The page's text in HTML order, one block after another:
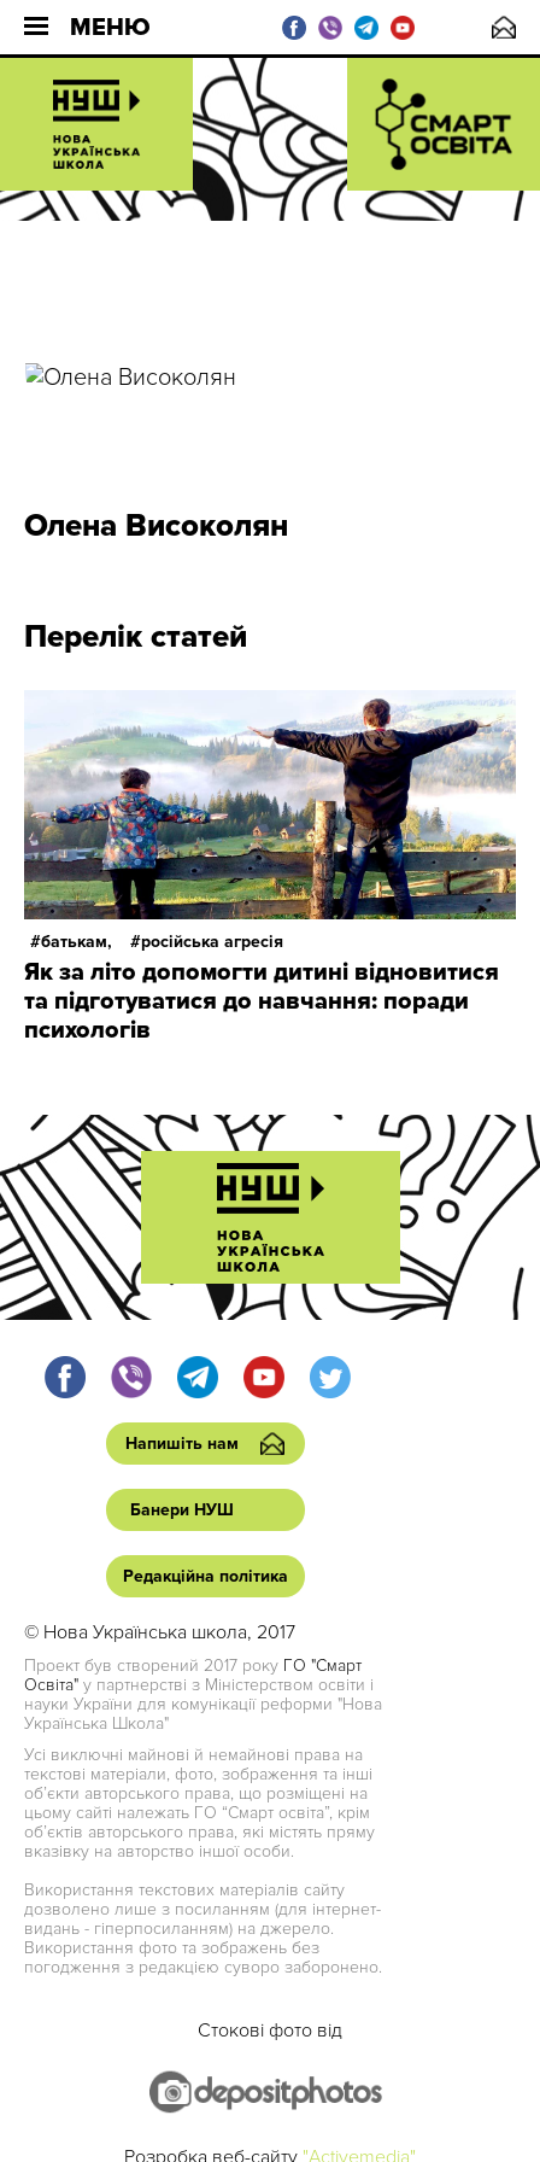
МЕНЮ
Олена Високолян
Перелік статей
батькам, російська агресія
Як за літо допомогти дитині відновитися
та підготуватися до навчання: поради
психологів
Напишіть нам
Банери НУШ
Редакційна політика
© Нова Українська школа, 2017
Проект був створений 2017 року ГО "Смарт
Освіта" у партнерстві з Міністерством освіти і
науки України для комунікації реформи "Нова
Українська Школа"
Усі виключні майнові й немайнові права на
текстові матеріали, фото, зображення та інші
об’єкти авторського права, що розміщені на
цьому сайті належать ГО “Смарт освіта”, крім
об’єктів авторського права, які містять пряму
вказівку на авторство іншої особи.
Використання текстових матеріалів сайту
дозволено лише з посиланням (для інтернет-
видань - гіперпосиланням) на джерело.
Використання фото та зображень без
погодження з редакцією суворо заборонено.
Стокові фото від
Розробка веб-сайту "Activemedia"